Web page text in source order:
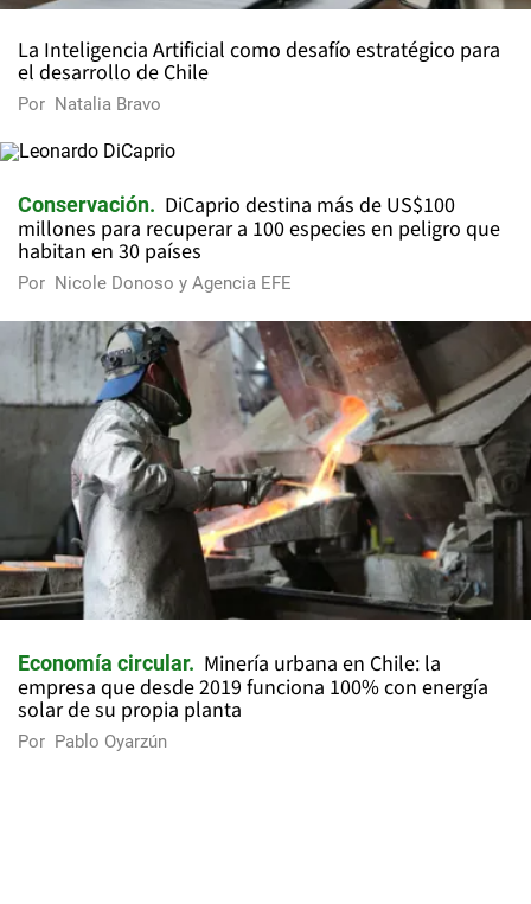
La Inteligencia Artificial como desafío estratégico para
el desarrollo de Chile
Por Natalia Bravo
Conservación
DiCaprio destina más de US$100
millones para recuperar a 100 especies en peligro que
habitan en 30 países
Por Nicole Donoso y Agencia EFE
Economía circular
Minería urbana en Chile: la
empresa que desde 2019 funciona 100% con energía
solar de su propia planta
Por Pablo Oyarzún